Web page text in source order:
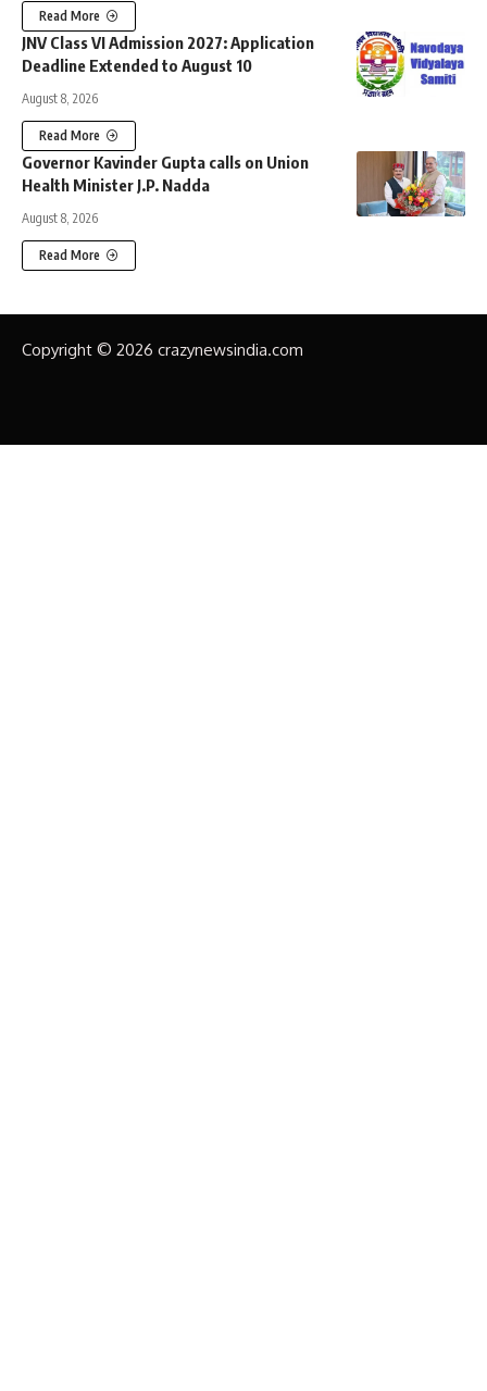
Read More
JNV Class VI Admission 2027: Application
Deadline Extended to August 10
August 8, 2026
Read More
Governor Kavinder Gupta calls on Union
Health Minister J.P. Nadda
August 8, 2026
Read More
Copyright © 2026 crazynewsindia.com